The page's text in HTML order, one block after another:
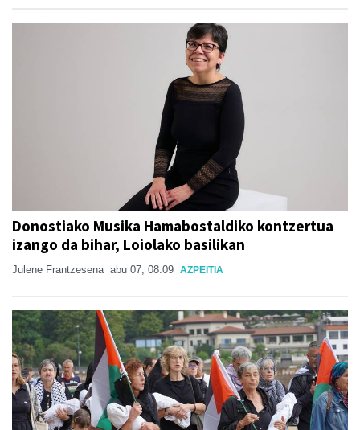
Donostiako Musika Hamabostaldiko kontzertua
izango da bihar, Loiolako basilikan
Julene Frantzesena abu 07, 08:09 AZPEITIA